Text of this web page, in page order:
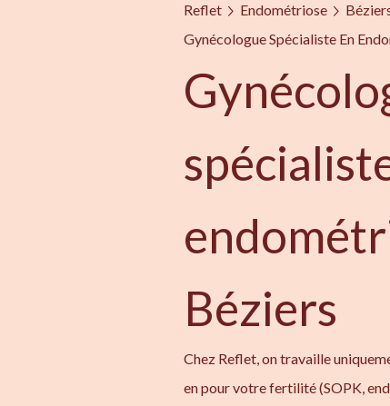
Reflet
Endométriose
Gynécologue Spécialiste En
Béziers
Chez Reflet, on travaille
en pour votre fertilité (SOPK,